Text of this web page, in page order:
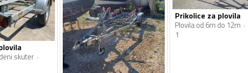
skuter
Prikolice za plovila
Plovila od 6m do 12m
1